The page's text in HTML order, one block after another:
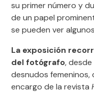
su primer número y
de un papel
se pueden ver
La exposición
del fotógrafo,
desnudos
encargo de la revista